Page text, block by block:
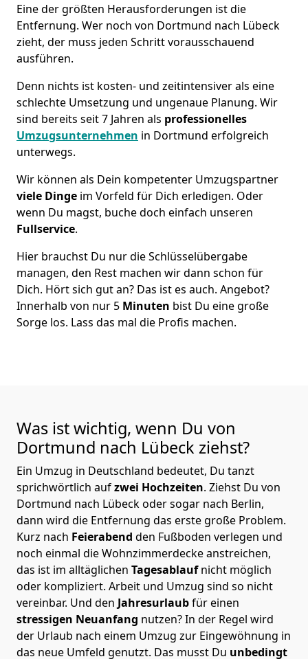
Eine der größten Herausforderungen ist die
Entfernung. Wer noch von Dortmund nach Lübeck
zieht, der muss jeden Schritt vorausschauend
ausführen.
Denn nichts ist kosten- und zeitintensiver als eine
schlechte Umsetzung und ungenaue Planung. Wir
sind bereits seit 7 Jahren als professionelles
Umzugsunternehmen in Dortmund erfolgreich
unterwegs.
Wir können als Dein kompetenter Umzugspartner
viele Dinge im Vorfeld für Dich erledigen. Oder
wenn Du magst, buche doch einfach unseren
Fullservice.
Hier brauchst Du nur die Schlüsselübergabe
managen, den Rest machen wir dann schon für
Dich. Hört sich gut an? Das ist es auch. Angebot?
Innerhalb von nur 5 Minuten bist Du eine große
Sorge los. Lass das mal die Profis machen.
Was ist wichtig, wenn Du von
Dortmund nach Lübeck ziehst?
Ein Umzug in Deutschland bedeutet, Du tanzt
sprichwörtlich aufzwei Hochzeiten. Ziehst Du von
Dortmund nach Lübeck oder sogar nach Berlin,
dann wird die Entfernung das erste große Problem.
Kurz nach Feierabend den Fußboden verlegen und
noch einmal die Wohnzimmerdecke anstreichen,
das ist im alltäglichen Tagesablaufnicht möglich
oder kompliziert. Arbeit und Umzug sind so nicht
vereinbar. Und den Jahresurlaubfür einen
stressigen Neuanfang nutzen? In der Regel wird
der Urlaub nach einem Umzug zur Eingewöhnung in
das neue Umfeld genutzt. Das musst Du unbedingt